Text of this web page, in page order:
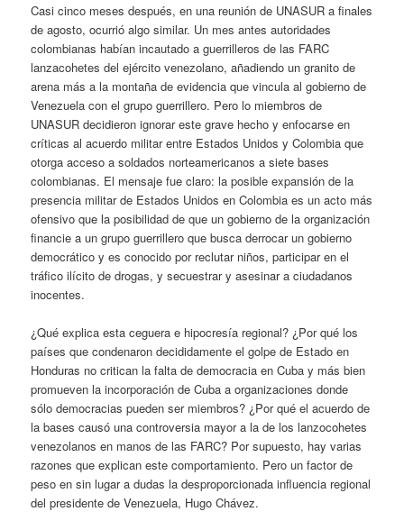
Casi cinco meses después, en una reunión de UNASUR a finales
de agosto, ocurrió algo similar. Un mes antes autoridades
colombianas habían incautado a guerrilleros de las FARC
lanzacohetes del ejército venezolano, añadiendo un granito de
arena más a la montaña de evidencia que vincula al gobierno de
Venezuela con el grupo guerrillero. Pero lo miembros de
UNASUR decidieron ignorar este grave hecho y enfocarse en
críticas al acuerdo militar entre Estados Unidos y Colombia que
otorga acceso a soldados norteamericanos a siete bases
colombianas. El mensaje fue claro: la posible expansión de la
presencia militar de Estados Unidos en Colombia es un acto más
ofensivo que la posibilidad de que un gobierno de la organización
financie a un grupo guerrillero que busca derrocar un gobierno
democrático y es conocido por reclutar niños, participar en el
tráfico ilícito de drogas, y secuestrar y asesinar a ciudadanos
inocentes.
¿Qué explica esta ceguera e hipocresía regional? ¿Por qué los
países que condenaron decididamente el golpe de Estado en
Honduras no critican la falta de democracia en Cuba y más bien
promueven la incorporación de Cuba a organizaciones donde
sólo democracias pueden ser miembros? ¿Por qué el acuerdo de
la bases causó una controversia mayor a la de los lanzocohetes
venezolanos en manos de las FARC? Por supuesto, hay varias
razones que explican este comportamiento. Pero un factor de
peso en sin lugar a dudas la desproporcionada influencia regional
del presidente de Venezuela, Hugo Chávez.